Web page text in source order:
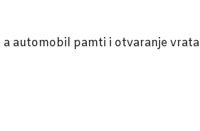
a automobil pamti i otvaranje vrata